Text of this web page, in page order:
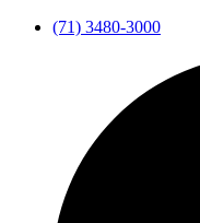
(71) 3480-3000